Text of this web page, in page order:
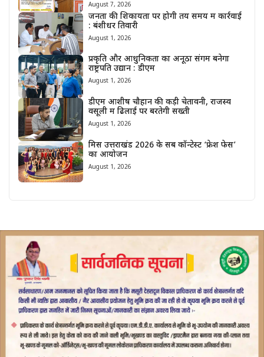
August 7, 2026
जनता की शिकायतों पर होगी तय समय में कार्रवाई
: बंशीधर तिवारी
August 1, 2026
प्रकृति और आधुनिकता का अनूठा संगम बनेगा
राष्ट्रपति उद्यान : डीएम
August 1, 2026
डीएम आशीष चौहान की कड़ी चेतावनी, राजस्व
वसूली में ढिलाई पर बरतेगी सख्ती
August 1, 2026
मिस उत्तराखंड 2026 के सब कॉन्टेस्ट ‘फ्रेश फेस’
का आयोजन
August 1, 2026